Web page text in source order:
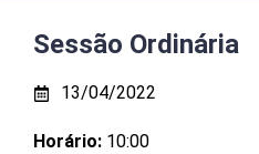
Sessão Ordinária
13/04/2022
Horário: 10:00